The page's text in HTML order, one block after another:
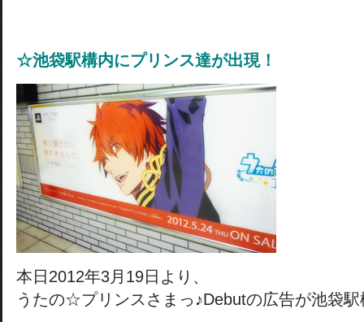
☆池袋駅構内にプリンス達が出現！
本日2012年3月19日より、
うたの☆プリンスさまっ♪Debutの広告が池袋